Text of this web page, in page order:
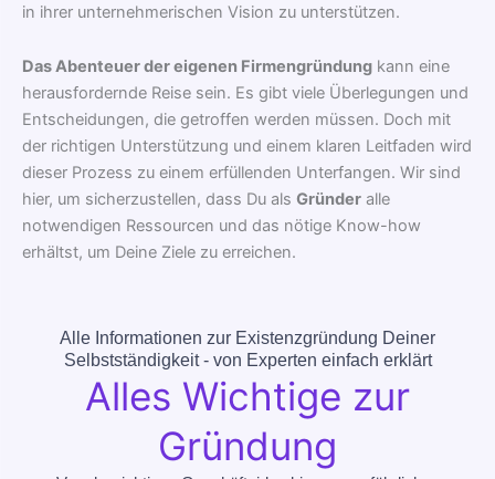
in ihrer unternehmerischen Vision zu unterstützen.
Das Abenteuer der eigenen Firmengründung kann eine
herausfordernde Reise sein. Es gibt viele Überlegungen und
Entscheidungen, die getroffen werden müssen. Doch mit
der richtigen Unterstützung und einem klaren Leitfaden wird
dieser Prozess zu einem erfüllenden Unterfangen. Wir sind
hier, um sicherzustellen, dass Du als Gründer alle
notwendigen Ressourcen und das nötige Know-how
erhältst, um Deine Ziele zu erreichen.
Alle Informationen zur Existenzgründung Deiner
Selbstständigkeit - von Experten einfach erklärt
Alles Wichtige zur
Gründung